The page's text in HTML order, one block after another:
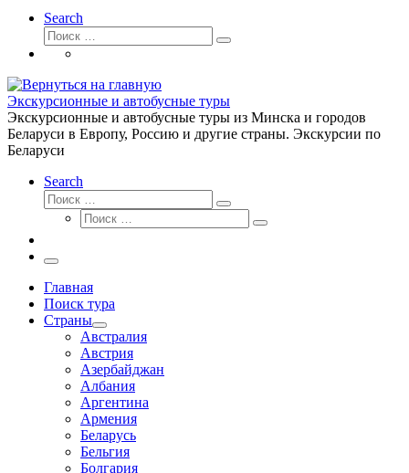
Search
Поиск
Поиск
Экскурсионные и автобусные туры
Экскурсионные и автобусные туры из Минска и городов
Беларуси в Европу, Россию и другие страны. Экскурсии по
Беларуси
Search
Поиск
Поиск
Поиск
Поиск
Меню
Главная
Поиск тура
Страны
Австралия
Австрия
Азербайджан
Албания
Аргентина
Армения
Беларусь
Бельгия
Болгария